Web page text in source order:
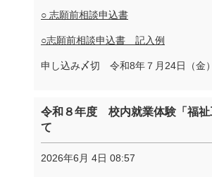
○ 志願前相談申込書
○志願前相談申込書 記入例
申し込み〆切 令和8年７月24日（金）
令和８年度 校内就業体験「福祉
て
2026年6月 4日 08:57